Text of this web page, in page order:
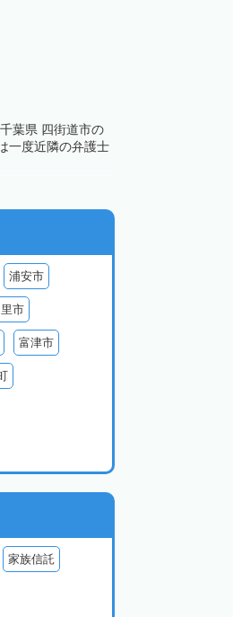
葉県 四街道市の
一度近隣の弁護士
浦安市
市
富津市
家族信託